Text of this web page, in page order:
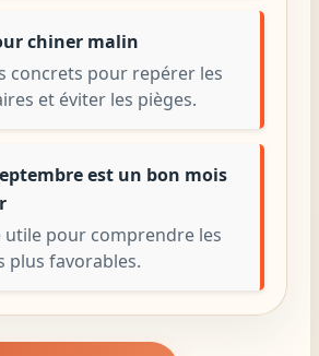
chiner malin
concrets pour repérer les
et éviter les pièges.
est un bon mois
utile pour comprendre les
plus favorables.